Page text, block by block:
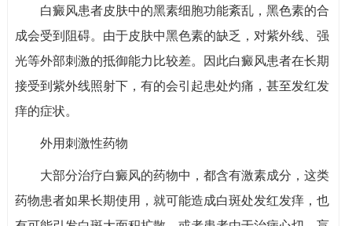
白癜风患者皮肤中的黑素细胞功能紊乱，黑色素的合
成会受到阻碍。由于皮肤中黑色素的缺乏，对紫外线、强
光等外部刺激的抵御能力比较差。因此白癜风患者在长期
接受到紫外线照射下，有的会引起患处灼痛，甚至发红发
痒的症状。
外用刺激性药物
大部分治疗白癜风的药物中，都含有激素成分，这类
药物患者如果长期使用，就可能造成白斑处发红发痒，也